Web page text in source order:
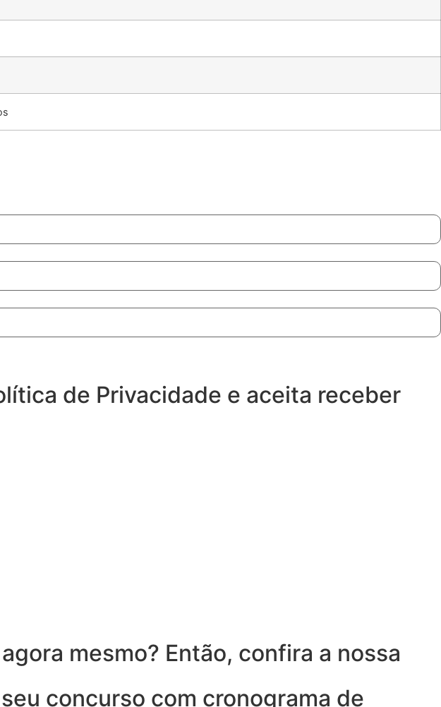
de Privacidade e aceita receber
mesmo? Então, confira a nossa
concurso com cronograma de